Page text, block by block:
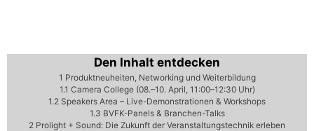
Den Inhalt entdecken
1 Produktneuheiten, Networking und Weiterbildung
1.1 Camera College (08.–10. April, 11:00–12:30 Uhr)
1.2 Speakers Area – Live-Demonstrationen & Workshops
1.3 BVFK-Panels & Branchen-Talks
2 Prolight + Sound: Die Zukunft der Veranstaltungstechnik erleben